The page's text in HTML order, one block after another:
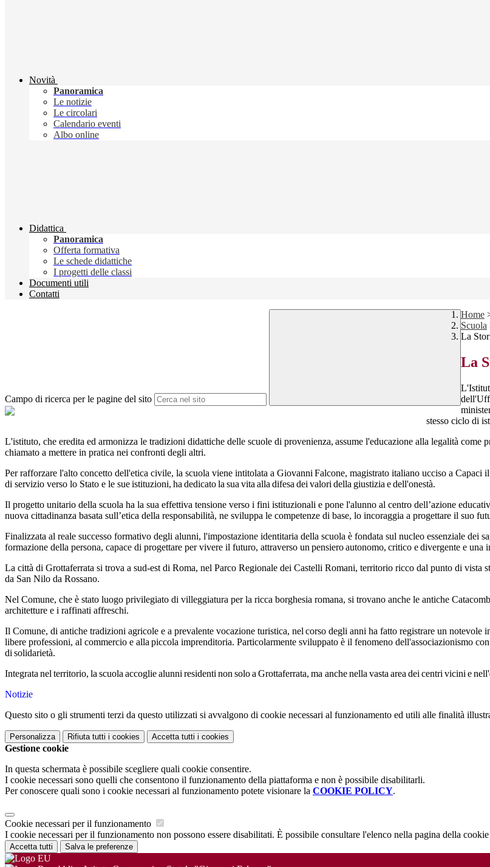
Novità
Panoramica
Le notizie
Le circolari
Calendario eventi
Albo online
Didattica
Panoramica
Offerta formativa
Le schede didattiche
I progetti delle classi
Documenti utili
Contatti
Campo di ricerca per le pagine del sito
Home
Scuola
La
La
stesso ciclo di
L'istituto, che eredita ed armonizza le tradizioni didattiche delle scuole di provenienza, assume l'educazione alla legalità
chiamato a mettere in pratica nei confronti degli altri.
Per rafforzare l'alto concetto dell'etica civile, la scuola viene intitolata a Giovanni Falcone, magistrato italiano ucciso a
di servizio verso lo Stato e le sue istituzioni, ha dedicato la sua vita alla difesa dei valori della giustizia e dell'onestà.
Il progetto unitario della scuola ha la sua effettiva tensione verso i fini istituzionali e pone l'alunno al centro dell’azione
nuova cittadinanza basata sull’etica della responsabilità, ne sviluppa le competenze di base, lo incoraggia a progettare il suo
Finalizzata al reale successo formativo degli alunni, l'impostazione identitaria della scuola è fondata sul nucleo essenziale dei
formazione della persona, capace di progettare per vivere il futuro, attraverso un pensiero autonomo, critico e divergente e
La città di Grottaferrata si trova a sud-est di Roma, nel Parco Regionale dei Castelli Romani, territorio ricco dal punto di vista
da San Nilo da Rossano.
Nel Comune, che è stato luogo privilegiato di villeggiatura per la ricca borghesia romana, si trovano anche le antiche
architetture e i raffinati affreschi.
Il Comune, di antiche tradizioni agricole e a prevalente vocazione turistica, nel corso degli anni ha fatto registrare un
libere professioni, al commercio e alla piccola imprenditoria. Particolarmente sviluppato è il fenomeno dell'associazionismo
di solidarietà.
Integrata nel territorio, la scuola accoglie alunni residenti non solo a Grottaferrata, ma anche nella vasta area dei centri vicini e
Notizie
Questo sito o gli strumenti terzi da questo utilizzati si avvalgono di cookie necessari al funzionamento ed utili alle finalità
Personalizza Rifiuta tutti i cookies Accetta tutti i cookies
Gestione cookie
In questa schermata è possibile scegliere quali cookie consentire.
I cookie necessari sono quelli che consentono il funzionamento della piattaforma e non è possibile disabilitarli.
Per conoscere quali sono i cookie necessari al funzionamento potete visionare la COOKIE POLICY.
Cookie necessari per il funzionamento
I cookie necessari per il funzionamento non possono essere disabilitati. È possibile consultare l'elenco nella pagina della
Accetta tutti Salva le preferenze